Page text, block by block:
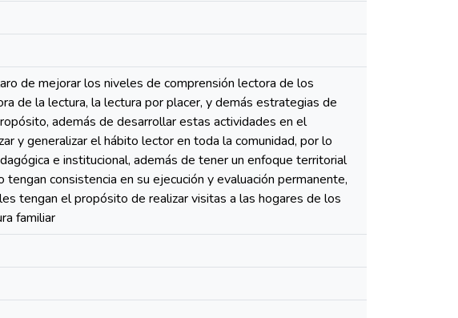
de mejorar los niveles de comprensión lectora de los
de la lectura, la lectura por placer, y demás estrategias de
además de desarrollar estas actividades en el
y generalizar el hábito lector en toda la comunidad, por lo
e institucional, además de tener un enfoque territorial
consistencia en su ejecución y evaluación permanente,
tengan el propósito de realizar visitas a las hogares de los
familiar